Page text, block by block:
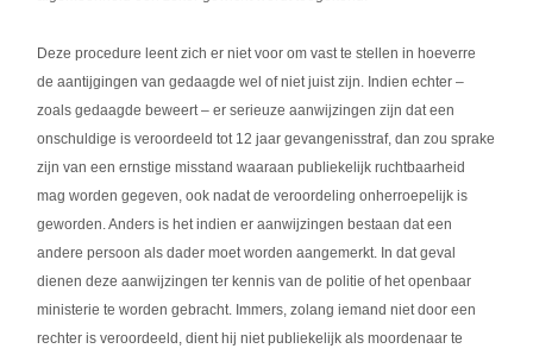
Deze procedure leent zich er niet voor om vast te stellen in hoeverre
de aantijgingen van gedaagde wel of niet juist zijn. Indien echter –
zoals gedaagde beweert – er serieuze aanwijzingen zijn dat een
onschuldige is veroordeeld tot 12 jaar gevangenisstraf, dan zou sprake
zijn van een ernstige misstand waaraan publiekelijk ruchtbaarheid
mag worden gegeven, ook nadat de veroordeling onherroepelijk is
geworden. Anders is het indien er aanwijzingen bestaan dat een
andere persoon als dader moet worden aangemerkt. In dat geval
dienen deze aanwijzingen ter kennis van de politie of het openbaar
ministerie te worden gebracht. Immers, zolang iemand niet door een
rechter is veroordeeld, dient hij niet publiekelijk als moordenaar te